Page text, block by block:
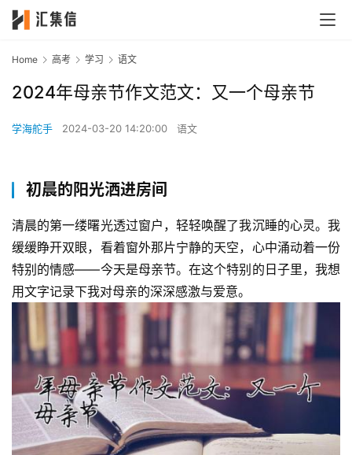
Home 高考 学习 语文
2024年母亲节作文范文：又一个母亲节
学海舵手 2024-03-20 14:20:00 语文
初晨的阳光洒进房间
清晨的第一缕曙光透过窗户，轻轻唤醒了我沉睡的心灵。我
缓缓睁开双眼，看着窗外那片宁静的天空，心中涌动着一份
特别的情感——今天是母亲节。在这个特别的日子里，我想
用文字记录下我对母亲的深深感激与爱意。